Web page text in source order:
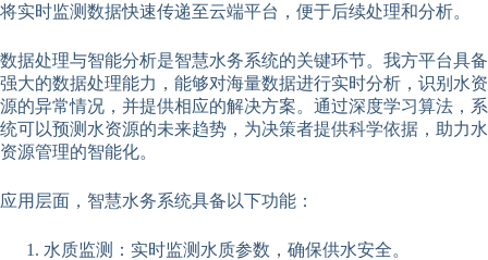
将实时监测数据快速传递至云端平台，便于后续处理和分析。
数据处理与智能分析是智慧水务系统的关键环节。我方平台具备
强大的数据处理能力，能够对海量数据进行实时分析，识别水资
源的异常情况，并提供相应的解决方案。通过深度学习算法，系
统可以预测水资源的未来趋势，为决策者提供科学依据，助力水
资源管理的智能化。
应用层面，智慧水务系统具备以下功能：
水质监测：实时监测水质参数，确保供水安全。